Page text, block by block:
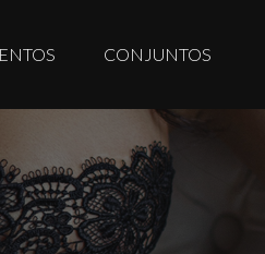
CONJUNTOS